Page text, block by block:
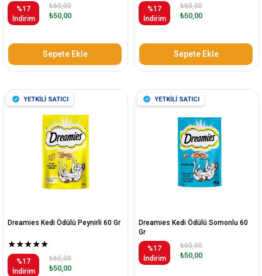
%17
İndirim
₺50,00
₺60,00
Sepete Ekle
%17
İndirim
₺50,00
₺60,00
Sepete Ekle
Dreamies Kedi Ödülü Peynirli 60 Gr
★★★★★
%17
İndirim
₺50,00
₺60,00
YETKİLİ SATICI
Dreamies Kedi Ödülü Somonlu 60
Gr
%17
İndirim
₺50,00
₺60,00
YETKİLİ SATICI